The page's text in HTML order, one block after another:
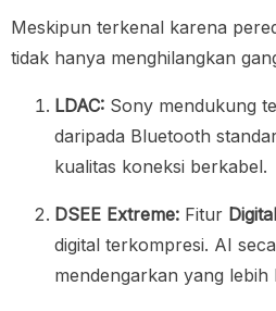
Meskipun terkenal karena
tidak hanya menghilangkan
LDAC: Sony mendukung
daripada Bluetooth
kualitas koneksi berkabel.
DSEE Extreme: Fitur
digital terkompresi. AI
mendengarkan yang lebih